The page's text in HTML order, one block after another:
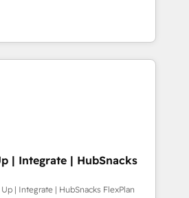
any platform •
built on HubSpot • Custom
and more Experience
out to see how AI + HubSpot
to training, from
to lead generation and
do it all (and with great
training, data migration -
websites, custom modules,
& sales solutions: digital
campaigns, content and
With our bright
and can-do mentality, we
a daily basis. So tell us
| Integrate | HubSnacks
| Integrate | HubSnacks FlexPlan